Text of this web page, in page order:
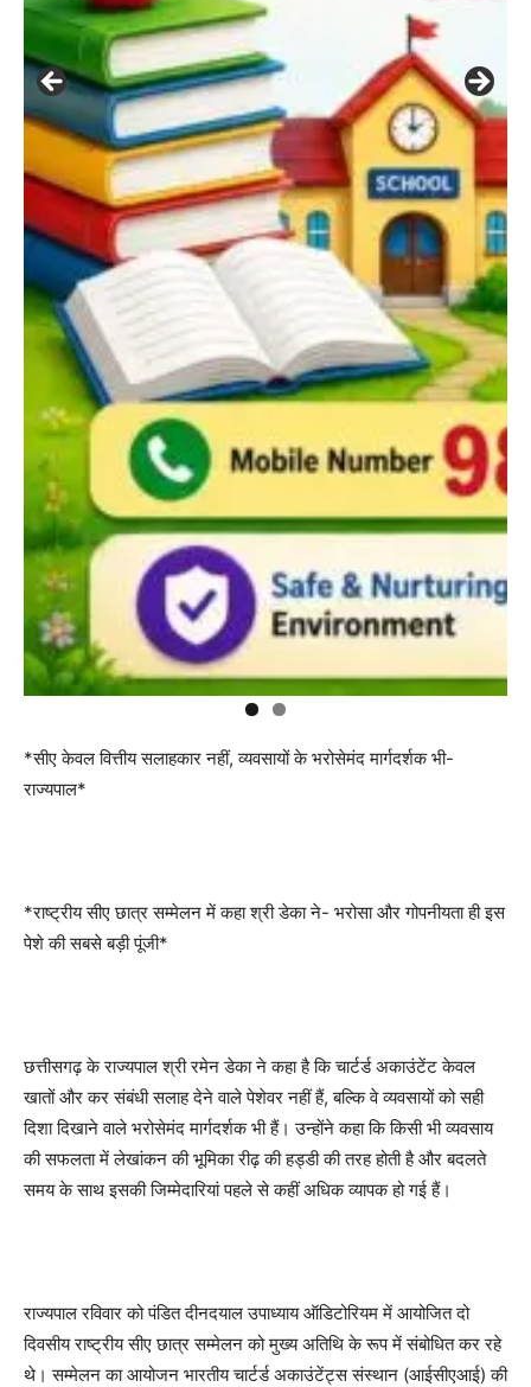
*सीए केवल वित्तीय सलाहकार नहीं, व्यवसायों के भरोसेमंद मार्गदर्शक भी-
राज्यपाल*
*राष्ट्रीय सीए छात्र सम्मेलन में कहा श्री डेका ने- भरोसा और गोपनीयता ही इस
पेशे की सबसे बड़ी पूंजी*
छत्तीसगढ़ के राज्यपाल श्री रमेन डेका ने कहा है कि चार्टर्ड अकाउंटेंट केवल
खातों और कर संबंधी सलाह देने वाले पेशेवर नहीं हैं, बल्कि वे व्यवसायों को सही
दिशा दिखाने वाले भरोसेमंद मार्गदर्शक भी हैं। उन्होंने कहा कि किसी भी व्यवसाय
की सफलता में लेखांकन की भूमिका रीढ़ की हड्डी की तरह होती है और बदलते
समय के साथ इसकी जिम्मेदारियां पहले से कहीं अधिक व्यापक हो गई हैं।
राज्यपाल रविवार को पंडित दीनदयाल उपाध्याय ऑडिटोरियम में आयोजित दो
दिवसीय राष्ट्रीय सीए छात्र सम्मेलन को मुख्य अतिथि के रूप में संबोधित कर रहे
थे। सम्मेलन का आयोजन भारतीय चार्टर्ड अकाउंटेंट्स संस्थान (आईसीएआई) की